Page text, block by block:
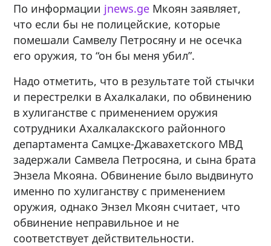
По информации jnews.ge Мкоян заявляет,
что если бы не полицейские, которые
помешали Самвелу Петросяну и не осечка
его оружия, то “он бы меня убил”.
Надо отметить, что в результате той стычки
и перестрелки в Ахалкалаки, по обвинению
в хулиганстве с применением оружия
сотрудники Ахалкалакского районного
департамента Самцхе-Джавахетского МВД
задержали Самвела Петросяна, и сына брата
Энзела Мкояна. Обвинение было выдвинуто
именно по хулиганству с применением
оружия, однако Энзел Мкоян считает, что
обвинение неправильное и не
соответствует действительности.